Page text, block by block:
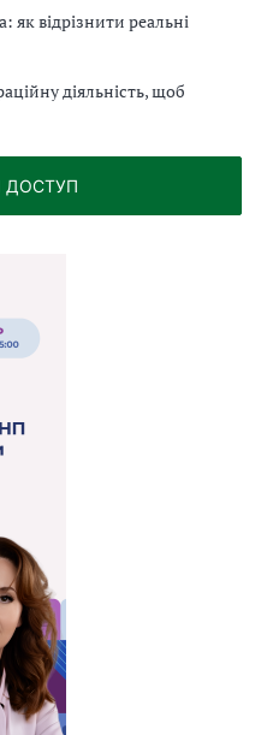
відрізнити реальні
діяльність, щоб
ДОСТУП